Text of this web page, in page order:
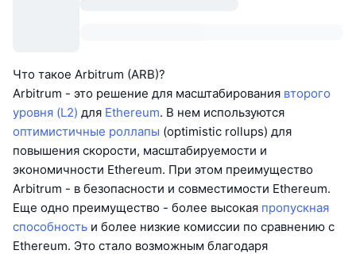
Что такое Arbitrum (ARB)?
Arbitrum - это решение для масштабирования второго
уровня (L2) для Ethereum. В нем используются
оптимистичные роллапы (optimistic rollups) для
повышения скорости, масштабируемости и
экономичности Ethereum. При этом преимущество
Arbitrum - в безопасности и совместимости Ethereum.
Еще одно преимущество - более высокая пропускная
способность и более низкие комиссии по сравнению с
Ethereum. Это стало возможным благодаря